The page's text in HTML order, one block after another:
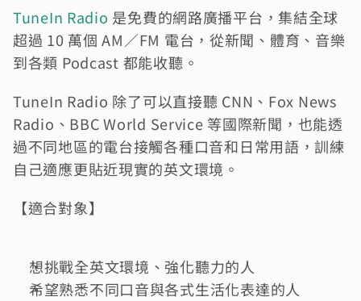
TuneIn Radio 是免費的網路廣播平台，集結全球
超過 10 萬個 AM／FM 電台，從新聞、體育、音樂
到各類 Podcast 都能收聽。
TuneIn Radio 除了可以直接聽 CNN、Fox News
Radio、BBC World Service 等國際新聞，也能透
過不同地區的電台接觸各種口音和日常用語，訓練
自己適應更貼近現實的英文環境。
【適合對象】
想挑戰全英文環境、強化聽力的人
希望熟悉不同口音與各式生活化表達的人